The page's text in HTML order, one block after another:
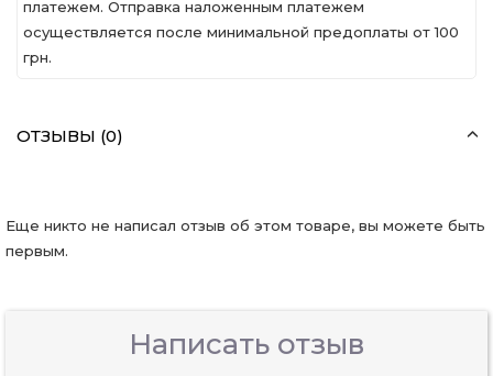
платежем. Отправка наложенным платежем
осуществляется после минимальной предоплаты от 100
грн.
ОТЗЫВЫ (0)
Еще никто не написал отзыв об этом товаре, вы можете быть
первым.
Написать отзыв